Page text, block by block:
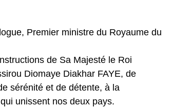
Premier ministre du Royaume du
de Sa Majesté le Roi
Diomaye Diakhar FAYE, de
sérénité et de détente, à la
unissent nos deux pays.